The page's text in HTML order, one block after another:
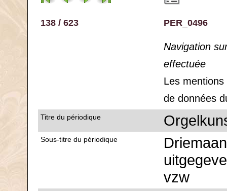
138 / 623 PER_0496
Navigation
effectuée
Les mentions
de données
Titre du périodique
Sous-titre du périodique
vzw